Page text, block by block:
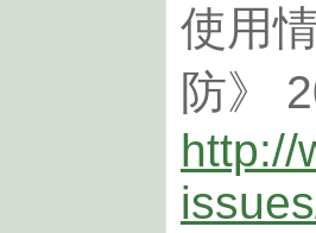
使用
防》
http://